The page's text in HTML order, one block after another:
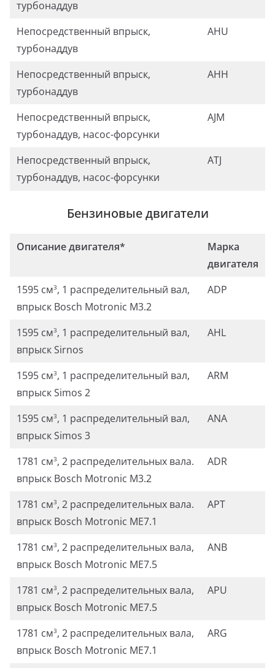
турбонаддув
Непосредственный впрыск,
турбонаддув
AHU
Непосредственный впрыск,
турбонаддув
АНН
Непосредственный впрыск,
турбонаддув, насос-форсунки
AJM
Непосредственный впрыск,
турбонаддув, насос-форсунки
ATJ
Бензиновые двигатели
Описание двигателя*
Марка
двигателя
1595 см3, 1 распределительный вал,
впрыск Bosch Motronic М3.2
ADP
1595 см3, 1 распределительный вал,
впрыск Sirnos
AHL
1595 см3, 1 распределительный вал,
впрыск Simos 2
АRМ
1595 см3, 1 распределительный вал,
впрыск Simos 3
ANA
1781 см3, 2 распределительных вала.
впрыск Bosch Motronic М3.2
ADR
1781 см3, 2 распределительных вала.
впрыск Bosch Motronic МЕ7.1
APT
1781 см3, 2 распределительных вала,
впрыск Bosch Motronic МЕ7.5
ANB
1781 см3, 2 распределительных вала,
впрыск Bosch Motronic МЕ7.5
APU
1781 см3, 2 распределительных вала,
впрыск Bosch Motronic МЕ7.1
ARG